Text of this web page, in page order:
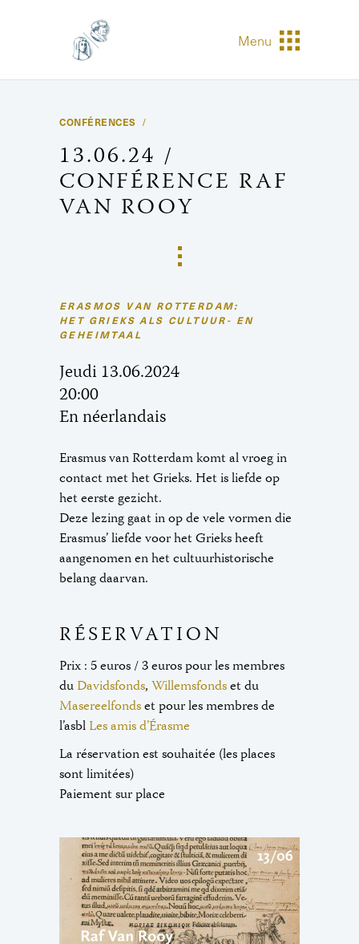
Menu
CONFÉRENCES
13.06.24 /
CONFÉRENCE RAF
VAN ROOY
ERASMOS VAN ROTTERDAM:
HET GRIEKS ALS CULTUUR- EN
GEHEIMTAAL
Jeudi 13.06.2024
20:00
En néerlandais
Erasmus van Rotterdam komt al vroeg in
contact met het Grieks. Het is liefde op
het eerste gezicht.
Deze lezing gaat in op de vele vormen die
Erasmus’ liefde voor het Grieks heeft
aangenomen en het cultuurhistorische
belang daarvan.
RÉSERVATION
Prix : 5 euros / 3 euros pour les membres
duDavidsfonds,Willemsfondset du
Masereelfondset pour les membres de
l’asblLes amis d’Érasme
La réservation est souhaitée (les places
sont limitées)
Paiement sur place